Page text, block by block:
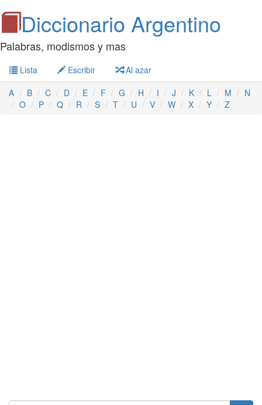
Diccionario Argentino
Palabras, modismos y mas
Lista Escribir
Al azar
A
B C D E F G H I J K L M
N
O
P Q R S T U V W X Y Z